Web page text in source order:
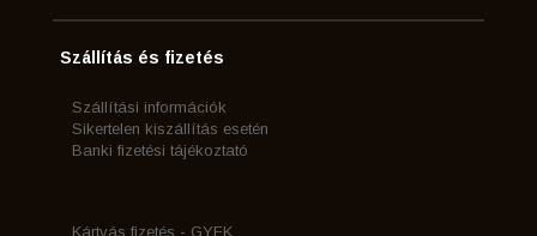
Szállítás és fizetés
Szállítási információk
Sikertelen kiszállítás esetén
Banki fizetési tájékoztató
Kártyás fizetés - GYFK